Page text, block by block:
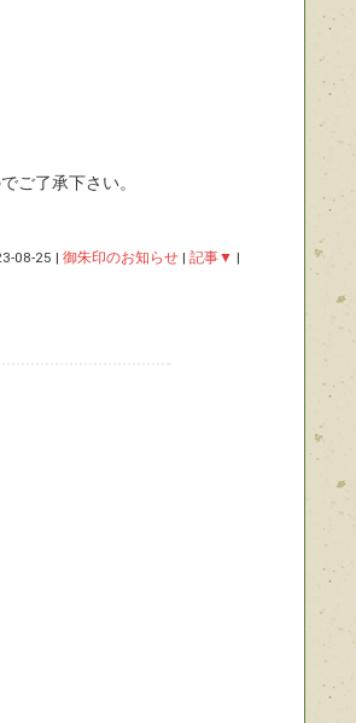
ご了承下さい。
08-25 | 御朱印のお知らせ| 記事▼ |